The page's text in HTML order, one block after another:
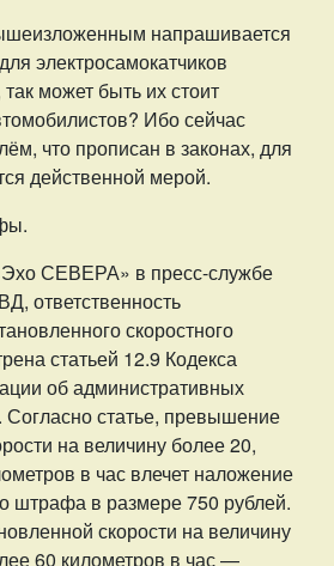
напрашивается
электросамокатчиков
может быть их стоит
Ибо сейчас
что прописан в законах, для
действенной мерой.
СЕВЕРА» в пресс-службе
ответственность
скоростного
статьей 12.9 Кодекса
об административных
статье, превышение
на величину более 20,
в час влечет наложение
штрафа в размере 750 рублей.
скорости на величину
60 километров в час —